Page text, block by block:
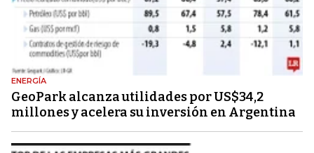
ENERGÍA
GeoPark alcanza utilidades por US$34,2
millones y acelera su inversión en Argentina